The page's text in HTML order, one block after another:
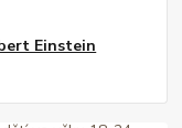
Einstein